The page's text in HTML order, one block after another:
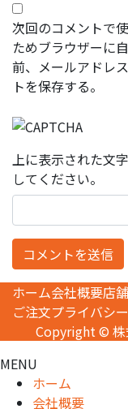
次回のコメントで
ためブラウザーに
前、メールアドレ
トを保存する。
上に表示された文
してください。
ホーム会社概要店
ご注文プライバシ
Copyright © 株
MENU
ホーム
会社概要